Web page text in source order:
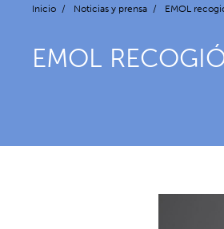
Inicio / Noticias y prensa / EMOL
EMOL